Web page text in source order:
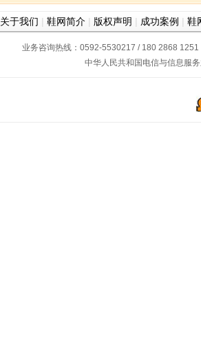
关于我们 | 鞋网简介 | 版权声明 | 成功案例 | 鞋
业务咨询热线：0592-5530217 / 180 2868 1251
中华人民共和国电信与信息服